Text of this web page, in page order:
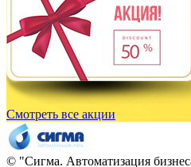
Смотреть все акции
© "Сигма. Автоматизация